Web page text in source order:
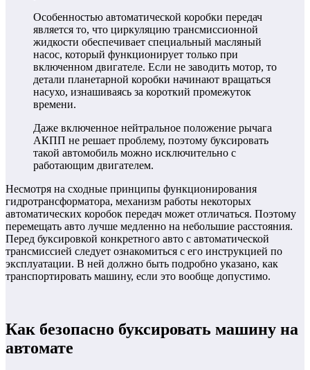
Особенностью автоматической коробки передач
является то, что циркуляцию трансмиссионной
жидкости обеспечивает специальный масляный
насос, который функционирует только при
включенном двигателе. Если не заводить мотор, то
детали планетарной коробки начинают вращаться
насухо, изнашиваясь за короткий промежуток
времени.
Даже включенное нейтральное положение рычага
АКПП не решает проблему, поэтому буксировать
такой автомобиль можно исключительно с
работающим двигателем.
Несмотря на сходные принципы функционирования
гидротрансформатора, механизм работы некоторых
автоматических коробок передач может отличаться. Поэтому
перемещать авто лучше медленно на небольшие расстояния.
Перед буксировкой конкретного авто с автоматической
трансмиссией следует ознакомиться с его инструкцией по
эксплуатации. В ней должно быть подробно указано, как
транспортировать машину, если это вообще допустимо.
Как безопасно буксировать машину на
автомате